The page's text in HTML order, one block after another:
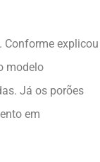
Conforme explicou
modelo
Já os porões
em